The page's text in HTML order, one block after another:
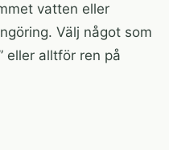
vatten eller
Välj något som
eller alltför ren på